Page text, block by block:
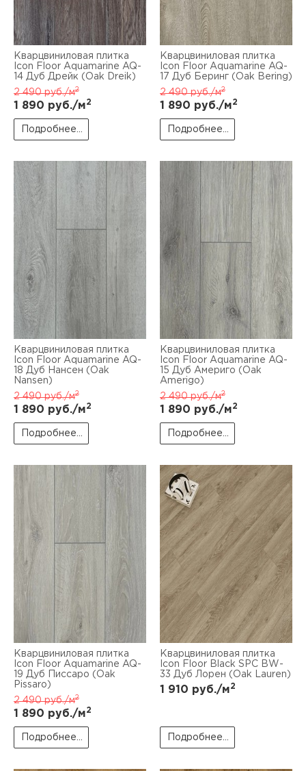
Кварцвиниловая плитка
Icon Floor Aquamarine AQ-
14 Дуб Дрейк (Oak Dreik)
2 490руб./м2
1 890 руб./м2
Подробнее...
Кварцвиниловая плитка
Icon Floor Aquamarine AQ-
17 Дуб Беринг (Oak Bering)
2 490руб./м2
1 890 руб./м2
Подробнее...
Кварцвиниловая плитка
Icon Floor Aquamarine AQ-
18 Дуб Нансен (Oak
Nansen)
2 490руб./м2
1 890 руб./м2
Подробнее...
Кварцвиниловая плитка
Icon Floor Aquamarine AQ-
15 Дуб Америго (Oak
Amerigo)
2 490руб./м2
1 890 руб./м2
Подробнее...
Кварцвиниловая плитка
Icon Floor Aquamarine AQ-
19 Дуб Писсаро (Oak
Pissaro)
2 490руб./м2
1 890 руб./м2
Подробнее...
Кварцвиниловая плитка
Icon Floor Black SPC BW-
33 Дуб Лорен (Oak Lauren)
1 910 руб./м2
Подробнее...